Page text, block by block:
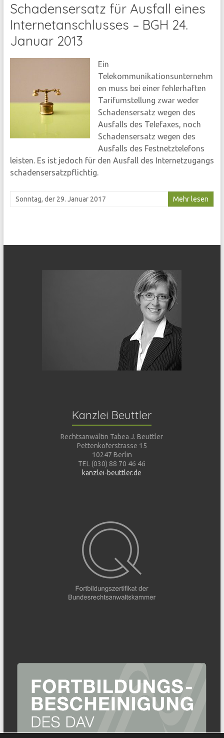
Schadensersatz für Ausfall eines
Internetanschlusses – BGH 24.
Januar 2013
Ein
Telekommunikationsunternehm
en muss bei einer fehlerhaften
Tarifumstellung zwar weder
Schadensersatz wegen des
Ausfalls des Telefaxes, noch
Schadensersatz wegen des
Ausfalls des Festnetztelefons
leisten. Es ist jedoch für den Ausfall des Internetzugangs
schadensersatzpflichtig.
Sonntag, der 29. Januar 2017 Mehr lesen
Kanzlei Beuttler
Rechtsanwältin Tabea J. Beuttler
Pettenkoferstrasse 15
10247 Berlin
TEL (030) 88 70 46 46
kanzlei-beuttler.de